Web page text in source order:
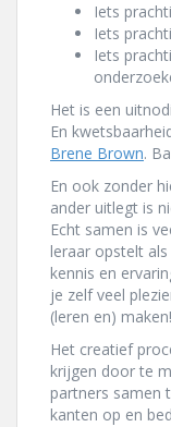
Iets
Iets
Iets
Het is een
En
Brene Brown.
En ook zonder
ander uitlegt is
Echt samen is
leraar opstelt
kennis en
je zelf veel
(leren en) maken!
Het creatief
krijgen door te
partners samen
kanten op en